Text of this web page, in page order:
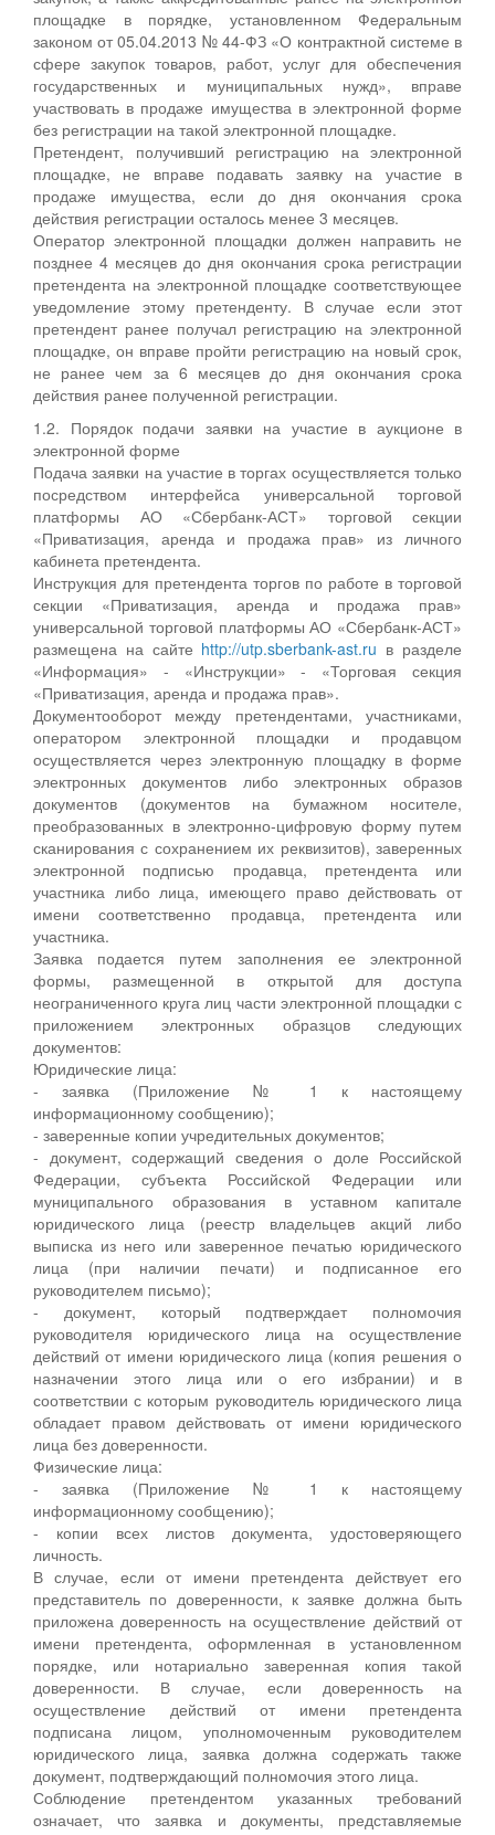
площадке в порядке, установленном Федеральным
законом от 05.04.2013 № 44-ФЗ «О контрактной системе в
сфере закупок товаров, работ, услуг для обеспечения
государственных и муниципальных нужд», вправе
участвовать в продаже имущества в электронной форме
без регистрации на такой электронной площадке.
Претендент, получивший регистрацию на электронной
площадке, не вправе подавать заявку на участие в
продаже имущества, если до дня окончания срока
действия регистрации осталось менее 3 месяцев.
Оператор электронной площадки должен направить не
позднее 4 месяцев до дня окончания срока регистрации
претендента на электронной площадке соответствующее
уведомление этому претенденту. В случае если этот
претендент ранее получал регистрацию на электронной
площадке, он вправе пройти регистрацию на новый срок,
не ранее чем за 6 месяцев до дня окончания срока
действия ранее полученной регистрации.
1.2. Порядок подачи заявки на участие в аукционе в
электронной форме
Подача заявки на участие в торгах осуществляется только
посредством интерфейса универсальной торговой
платформы АО «Сбербанк-АСТ» торговой секции
«Приватизация, аренда и продажа прав» из личного
кабинета претендента.
Инструкция для претендента торгов по работе в торговой
секции «Приватизация, аренда и продажа прав»
универсальной торговой платформы АО «Сбербанк-АСТ»
размещена на сайте http://utp.sberbank-ast.ru в разделе
«Информация» - «Инструкции» - «Торговая секция
«Приватизация, аренда и продажа прав».
Документооборот между претендентами, участниками,
оператором электронной площадки и продавцом
осуществляется через электронную площадку в форме
электронных документов либо электронных образов
документов (документов на бумажном носителе,
преобразованных в электронно-цифровую форму путем
сканирования с сохранением их реквизитов), заверенных
электронной подписью продавца, претендента или
участника либо лица, имеющего право действовать от
имени соответственно продавца, претендента или
участника.
Заявка подается путем заполнения ее электронной
формы, размещенной в открытой для доступа
неограниченного круга лиц части электронной площадки с
приложением электронных образцов следующих
документов:
Юридические лица:
- заявка (Приложение № 1 к настоящему
информационному сообщению);
- заверенные копии учредительных документов;
- документ, содержащий сведения о доле Российской
Федерации, субъекта Российской Федерации или
муниципального образования в уставном капитале
юридического лица (реестр владельцев акций либо
выписка из него или заверенное печатью юридического
лица (при наличии печати) и подписанное его
руководителем письмо);
- документ, который подтверждает полномочия
руководителя юридического лица на осуществление
действий от имени юридического лица (копия решения о
назначении этого лица или о его избрании) и в
соответствии с которым руководитель юридического лица
обладает правом действовать от имени юридического
лица без доверенности.
Физические лица:
- заявка (Приложение № 1 к настоящему
информационному сообщению);
- копии всех листов документа, удостоверяющего
личность.
В случае, если от имени претендента действует его
представитель по доверенности, к заявке должна быть
приложена доверенность на осуществление действий от
имени претендента, оформленная в установленном
порядке, или нотариально заверенная копия такой
доверенности. В случае, если доверенность на
осуществление действий от имени претендента
подписана лицом, уполномоченным руководителем
юридического лица, заявка должна содержать также
документ, подтверждающий полномочия этого лица.
Соблюдение претендентом указанных требований
означает, что заявка и документы, представляемые